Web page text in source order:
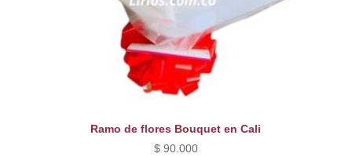
Ramo de flores Bouquet en Cali
$90.000